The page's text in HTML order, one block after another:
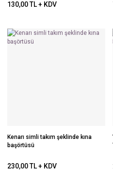
130,00 TL + KDV
Kenarı simli takım şeklinde kına
başörtüsü
230,00 TL + KDV